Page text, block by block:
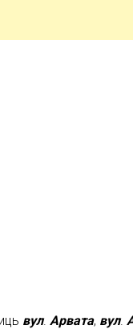
вул. Арвата, вул.